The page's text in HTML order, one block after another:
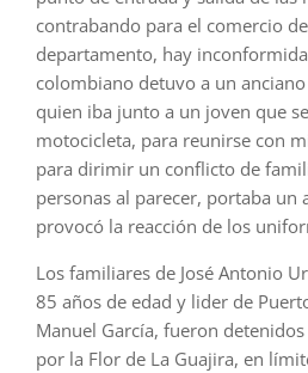
contrabando para el comercio
departamento, hay
colombiano detuvo a un
quien iba junto a un joven que
motocicleta, para reunirse con
para dirimir un conflicto de
personas al parecer, portaba un
provocó la reacción de los
Los familiares de José Antonio
85 años de edad y lider de
Manuel García, fueron
por la Flor de La Guajira, en